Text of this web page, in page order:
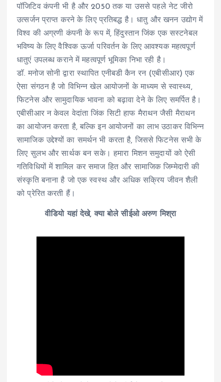
पॉजिटिव कंपनी भी है और 2050 तक या उससे पहले नेट जीरो
उत्सर्जन प्राप्त करने के लिए प्रतिबद्ध है। धातु और खनन उद्योग में
विश्व की अग्रणी कंपनी के रूप में, हिंदुस्तान जिंक एक सस्टनेबल
भविष्य के लिए वैश्विक ऊर्जा परिवर्तन के लिए आवश्यक महत्वपूर्ण
धातुएं उपलब्ध कराने में महत्वपूर्ण भूमिका निभा रही है।
डॉ. मनोज सोनी द्वारा स्थापित एनीबडी कैन रन (एबीसीआर) एक
ऐसा संगठन है जो विभिन्न खेल आयोजनों के माध्यम से स्वास्थ्य,
फिटनेस और सामुदायिक भावना को बढ़ावा देने के लिए समर्पित है।
एबीसीआर न केवल वेदांता जिंक सिटी हाफ मैराथन जैसी मैराथन
का आयोजन करता है, बल्कि इन आयोजनों का लाभ उठाकर विभिन्न
सामाजिक उद्देश्यों का समर्थन भी करता है, जिससे फिटनेस सभी के
लिए सुलभ और सार्थक बन सके। हमारा मिशन समुदायों को ऐसी
गतिविधियों में शामिल कर समाज हित और सामाजिक जिम्मेदारी की
संस्कृति बनाना है जो एक स्वस्थ और अधिक सक्रिय जीवन शैली
को प्रेरित करती हैं।
वीडियो यहां देखे, क्या बोले सीईओ अरुण मिश्रा